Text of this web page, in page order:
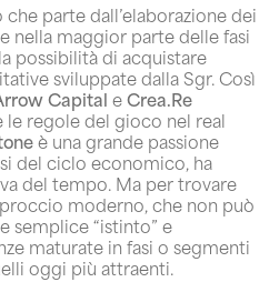
parte dall’elaborazione dei
nella maggior parte delle fasi
possibilità di acquistare
sviluppate dalla Sgr. Così
Capital eCrea.Re
le regole del gioco nel real
è una grande passione
del ciclo economico, ha
del tempo. Ma per trovare
moderno, che non può
semplice “istinto” e
maturate in fasi o segmenti
oggi più attraenti.